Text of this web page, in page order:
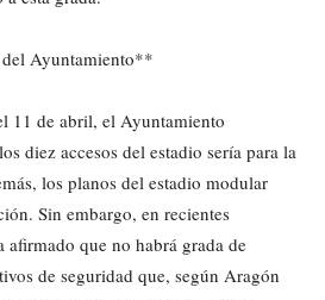
Ayuntamiento**
11 de abril, el Ayuntamiento
diez accesos del estadio sería para la
los planos del estadio modular
Sin embargo, en recientes
afirmado que no habrá grada de
de seguridad que, según Aragón